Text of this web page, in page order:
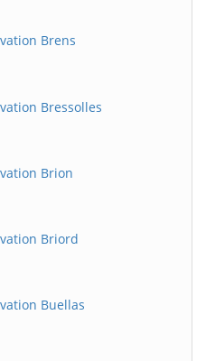
Brens
Bressolles
Brion
Briord
Buellas